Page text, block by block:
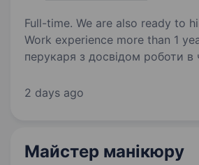
Full-time. We are also ready to
Work experience more than 1 year.
перукаря з досвідом роботи в
2/2 або за домовленістю, салон працює з 9−19
2 days ago
Майстер манікюру